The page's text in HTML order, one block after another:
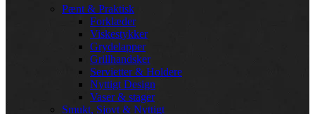
Pænt & Praktisk
Forklæder
Viskestykker
Grydelapper
Grillhandsker
Servietter & Holdere
Nyttigt Design
Vaser & stager
Smukt, Sjovt & Nyttigt